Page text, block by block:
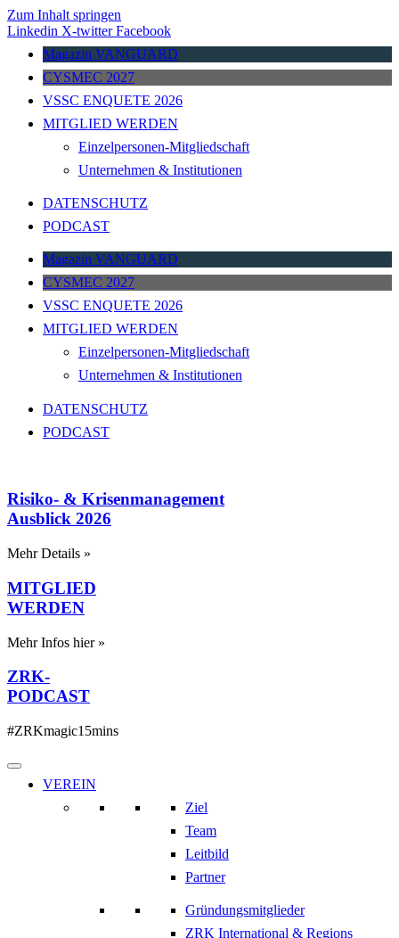
Zum Inhalt springen
Linkedin X-twitter Facebook
Magazin VANGUARD
CYSMEC 2027
VSSC ENQUETE 2026
MITGLIED WERDEN
Einzelpersonen-Mitgliedschaft
Unternehmen & Institutionen
DATENSCHUTZ
PODCAST
Magazin VANGUARD
CYSMEC 2027
VSSC ENQUETE 2026
MITGLIED WERDEN
Einzelpersonen-Mitgliedschaft
Unternehmen & Institutionen
DATENSCHUTZ
PODCAST
Risiko- & Krisenmanagement
Ausblick 2026
Mehr Details »
MITGLIED
WERDEN
Mehr Infos hier »
ZRK-
PODCAST
#ZRKmagic15mins
VEREIN
Ziel
Team
Leitbild
Partner
Gründungsmitglieder
ZRK International & Regions